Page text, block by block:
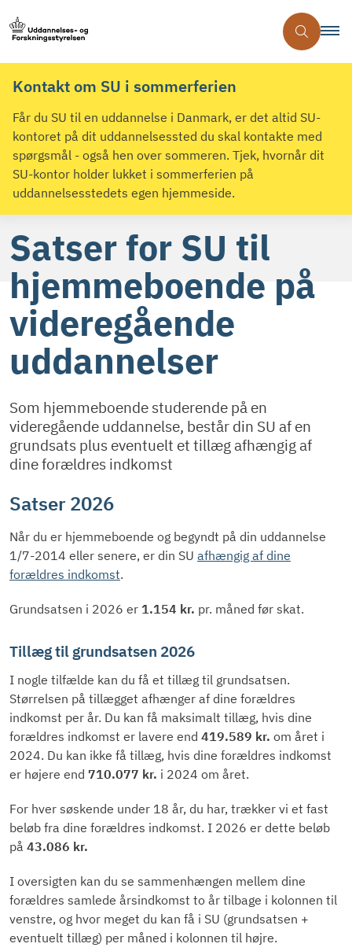
Kontakt om SU i sommerferien
Får du SU til en uddannelse i Danmark, er det altid SU-
kontoret på dit uddannelsessted du skal kontakte med
spørgsmål - også hen over sommeren. Tjek, hvornår dit
SU-kontor holder lukket i sommerferien på
uddannelsesstedets egen hjemmeside.
Satser for SU til
hjemmeboende på
videregående
uddannelser
Som hjemmeboende studerende på en
videregående uddannelse, består din SU af en
grundsats plus eventuelt et tillæg afhængig af
dine forældres indkomst
Satser 2026
Når du er hjemmeboende og begyndt på din uddannelse
1/7-2014 eller senere, er din SU afhængig af dine
forældres indkomst.
Grundsatsen i 2026 er 1.154 kr. pr. måned før skat.
Tillæg til grundsatsen 2026
I nogle tilfælde kan du få et tillæg til grundsatsen.
Størrelsen på tillægget afhænger af dine forældres
indkomst per år. Du kan få maksimalt tillæg, hvis dine
forældres indkomst er lavere end 419.589 kr. om året i
2024. Du kan ikke få tillæg, hvis dine forældres indkomst
er højere end 710.077 kr. i 2024 om året.
For hver søskende under 18 år, du har, trækker vi et fast
beløb fra dine forældres indkomst. I 2026 er dette beløb
på 43.086 kr.
I oversigten kan du se sammenhængen mellem dine
forældres samlede årsindkomst to år tilbage i kolonnen til
venstre, og hvor meget du kan få i SU (grundsatsen +
eventuelt tillæg) per måned i kolonnen til højre.